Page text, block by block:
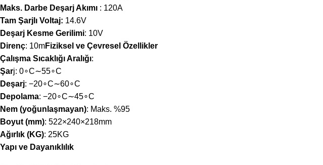
Maks. Darbe Deşarj Akımı : 120A
Tam Şarjlı Voltaj: 14.6V
Deşarj Kesme Gerilimi: 10V
Direnç: 10mFiziksel ve Çevresel Özellikler
Çalışma Sıcaklığı Aralığı:
Şarj: 0∘C∼55∘C
Deşarj: −20∘C∼60∘C
Depolama: −20∘C∼45∘C
Nem (yoğunlaşmayan): Maks. %95
Boyut (mm): 522×240×218mm
Ağırlık (KG): 25KG
Yapı ve Dayanıklılık